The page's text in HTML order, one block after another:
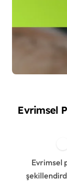
Evrimsel
Evrimsel psikolojinin ebeveynlik stillerini nasıl